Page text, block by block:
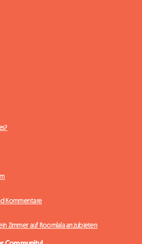
Kommentare
Zimmer auf Roomlala anzubieten